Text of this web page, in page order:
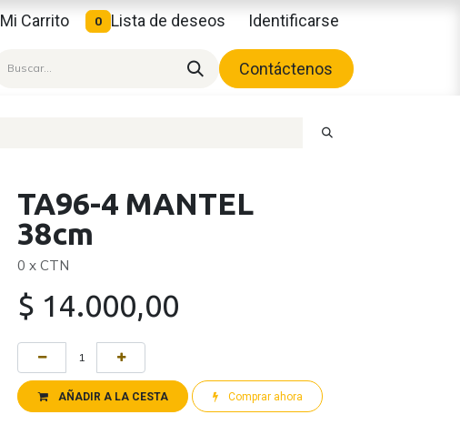
Mi Carrito 0 Lista de deseos Identificarse
Contáctenos
TA96-4 MANTEL
38cm
0 x CTN
$ 14.000,00
AÑADIR A LA CESTA Comprar ahora